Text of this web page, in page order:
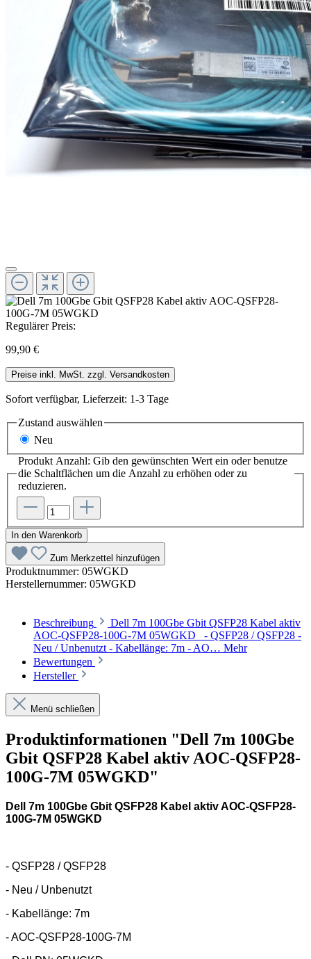
Regulärer Preis:
99,90 €
Preise inkl. MwSt. zzgl. Versandkosten
Sofort verfügbar, Lieferzeit: 1-3 Tage
Zustand auswählen
Neu
Produkt Anzahl: Gib den gewünschten Wert ein oder benutze
die Schaltflächen um die Anzahl zu erhöhen oder zu
reduzieren.
In den Warenkorb
Zum Merkzettel hinzufügen
Produktnummer: 05WGKD
Herstellernummer: 05WGKD
Beschreibung
Dell 7m 100Gbe Gbit QSFP28 Kabel aktiv
AOC-QSFP28-100G-7M 05WGKD - QSFP28 / QSFP28 -
Neu / Unbenutzt - Kabellänge: 7m - AO… Mehr
Bewertungen
Hersteller
Menü schließen
Produktinformationen "Dell 7m 100Gbe
Gbit QSFP28 Kabel aktiv AOC-QSFP28-
100G-7M 05WGKD"
Dell 7m 100Gbe Gbit QSFP28 Kabel aktiv AOC-QSFP28-
100G-7M 05WGKD
- QSFP28 / QSFP28
- Neu / Unbenutzt
- Kabellänge: 7m
- AOC-QSFP28-100G-7M